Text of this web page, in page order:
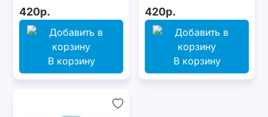
монопучковая,
серая
420р.
В корзину
монопучковая,
розовая
420р.
В корзину